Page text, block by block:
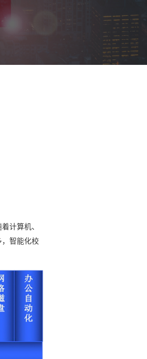
计算机、
智能化校